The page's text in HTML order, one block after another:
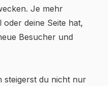
Je mehr
deine Seite hat,
Besucher und
steigerst du nicht nur